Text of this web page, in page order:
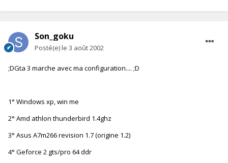
Son_goku
Posté(e)le 3 août 2002
;DGta 3 marche avec ma configuration.... ;D
1° Windows xp, win me
2° Amd athlon thunderbird 1.4ghz
3° Asus A7m266 revision 1.7 (origine 1.2)
4° Geforce 2 gts/pro 64 ddr